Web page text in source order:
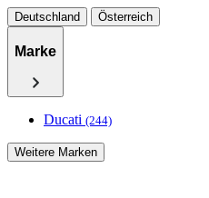
Deutschland Österreich
Marke
Ducati (244)
Weitere Marken